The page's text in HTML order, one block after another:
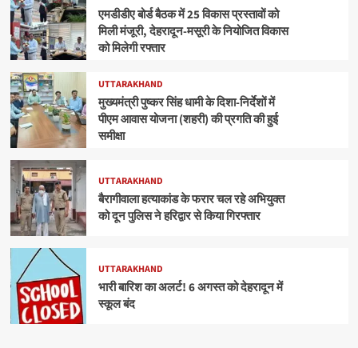
एमडीडीए बोर्ड बैठक में 25 विकास प्रस्तावों को
मिली मंजूरी, देहरादून-मसूरी के नियोजित विकास
को मिलेगी रफ्तार
UTTARAKHAND
मुख्यमंत्री पुष्कर सिंह धामी के दिशा-निर्देशों में
पीएम आवास योजना (शहरी) की प्रगति की हुई
समीक्षा
UTTARAKHAND
बैरागीवाला हत्याकांड के फरार चल रहे अभियुक्त
को दून पुलिस ने हरिद्वार से किया गिरफ्तार
UTTARAKHAND
भारी बारिश का अलर्ट! 6 अगस्त को देहरादून में
स्कूल बंद